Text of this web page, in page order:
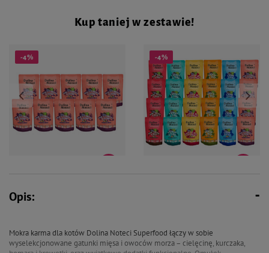
Kup taniej w zestawie!
-4%
Mokra karma dla kota Dolina
x 85 g
-4%
Opis:
Mokra karma dla kotów Dolina Noteci Superfood łączy w sobie
wyselekcjonowane gatunki mięsa i owoców morza – cielęcinę, kurczaka,